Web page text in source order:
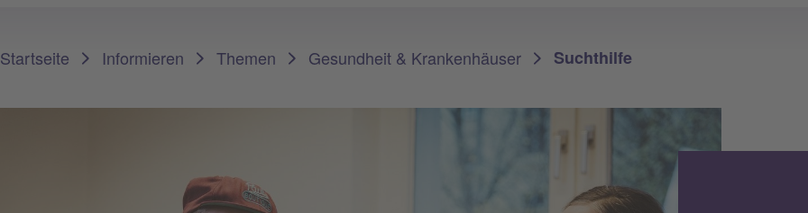
Startseite Informieren Themen Gesundheit & Krankenhäuser Suchthilfe